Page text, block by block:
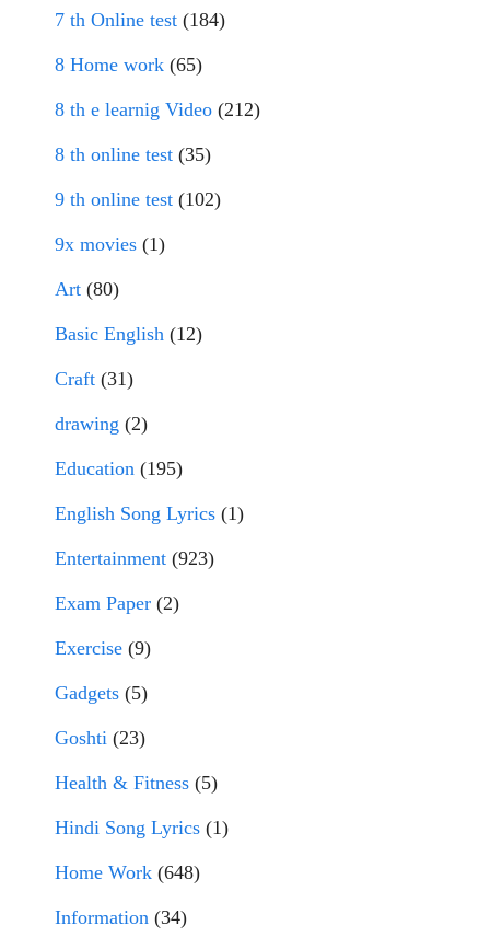
7 th Online test (184)
8 Home work (65)
8 th e learnig Video (212)
8 th online test (35)
9 th online test (102)
9x movies (1)
Art (80)
Basic English (12)
Craft (31)
drawing (2)
Education (195)
English Song Lyrics (1)
Entertainment (923)
Exam Paper (2)
Exercise (9)
Gadgets (5)
Goshti (23)
Health & Fitness (5)
Hindi Song Lyrics (1)
Home Work (648)
Information (34)